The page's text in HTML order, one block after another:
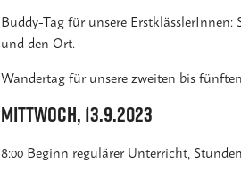
Buddy-Tag für unsere
und den Ort.
Wandertag für unsere zweiten bis
Mittwoch, 13.9.2023
8:00 Beginn regulärer Unterricht,